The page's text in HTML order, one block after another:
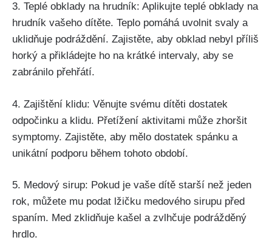
3. Teplé obklady na hrudník:⁣ Aplikujte ⁤teplé obklady na
hrudník vašeho dítěte. Teplo pomáhá uvolnit svaly a
⁤uklidňuje podráždění. Zajistěte, aby obklad nebyl příliš
horký ⁢a‍ přikládejte ho na⁣ krátké intervaly, aby ​se
zabránilo přehřátí.
4. Zajištění klidu: Věnujte svému dítěti dostatek
odpočinku a klidu. Přetížení aktivitami může zhoršit
symptomy. Zajistěte, aby⁢ mělo dostatek spánku a
unikátní podporu během⁤ tohoto období.
5.⁢ Medový sirup: ⁤Pokud ​je​ vaše dítě starší než jeden
rok, můžete mu podat ⁢lžičku⁣ medového sirupu před
spaním. Med zklidňuje kašel a zvlhčuje podrážděný
hrdlo.